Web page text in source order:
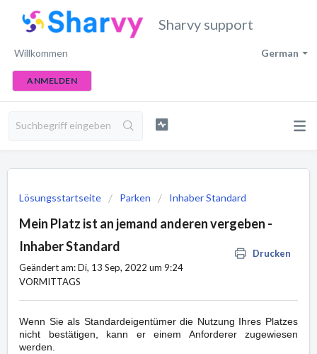
Sharvy support
German
Willkommen
ANMELDEN
Lösungsstartseite Parken Inhaber Standard
Mein Platz ist an jemand anderen vergeben -
Inhaber Standard
Drucken
Geändert am: Di, 13 Sep, 2022 um 9:24
VORMITTAGS
Wenn Sie als Standardeigentümer die Nutzung Ihres Platzes
nicht bestätigen, kann er einem Anforderer zugewiesen
werden.